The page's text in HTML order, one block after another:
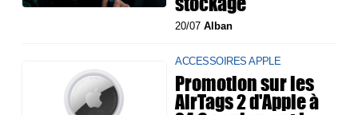
20/07Alban
ACCESSOIRES APPLE
Promotion sur les
AirTags 2 d'Apple à